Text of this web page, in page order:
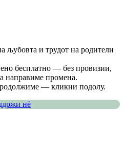
љубовта и трудот на родители
бесплатно — без провизии,
направиме промена.
— кликни подолу.
нѐ